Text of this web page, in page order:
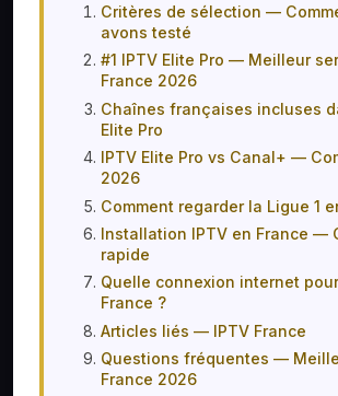
Critères de sélection —
avons testé
#1 IPTV Elite Pro — Meilleur
France 2026
Chaînes françaises incluses
Elite Pro
IPTV Elite Pro vs Canal+ —
2026
Comment regarder la Ligue 1
Installation IPTV en France —
rapide
Quelle connexion internet pour
France ?
Articles liés — IPTV France
Questions fréquentes —
France 2026